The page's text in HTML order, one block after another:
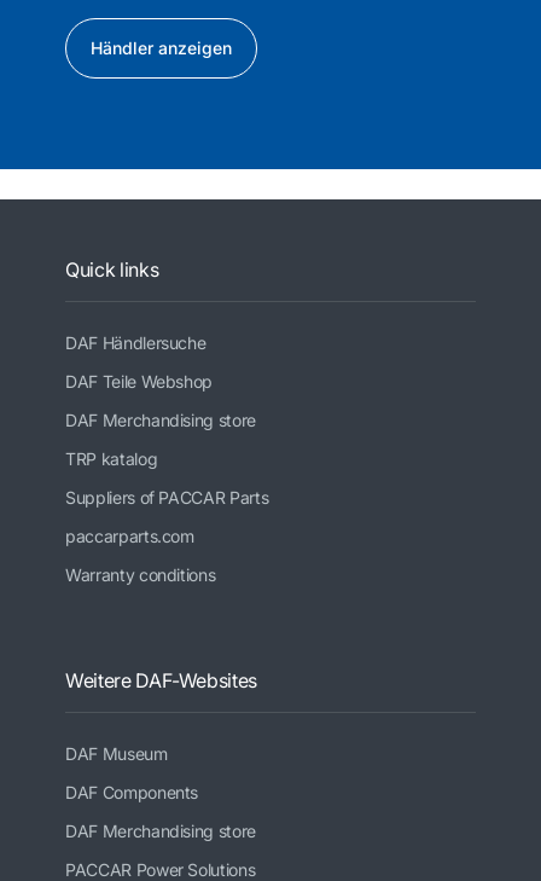
Händler anzeigen
Quick links
DAF Händlersuche
DAF Teile Webshop
DAF Merchandising store
TRP katalog
Suppliers of PACCAR Parts
paccarparts.com
Warranty conditions
Weitere DAF-Websites
DAF Museum
DAF Components
DAF Merchandising store
PACCAR Power Solutions